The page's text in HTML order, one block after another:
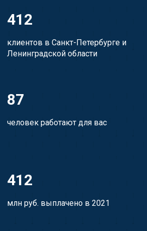
412
клиентов в Санкт-Петербурге и
Ленинградской области
87
человек работают для вас
412
млн руб. выплачено в 2021